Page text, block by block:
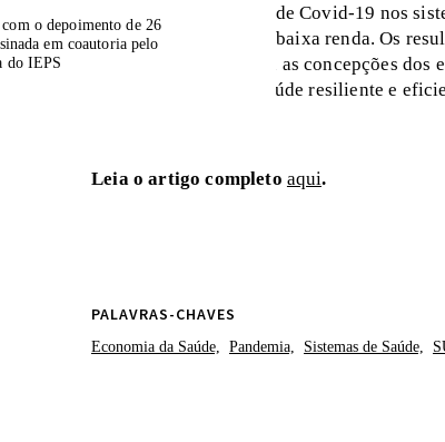
o depoimento de 26
em coautoria pelo
do IEPS
impactos da pandemia de Covid-19 nos
países de alta, média e baixa renda. Os
que a pandemia mudou as concepções
que é um sistema de saúde resiliente e
Leia o artigo completo aqui.
PALAVRAS-CHAVES
Economia da Saúde, Pandemia, Sistemas de Saúde,